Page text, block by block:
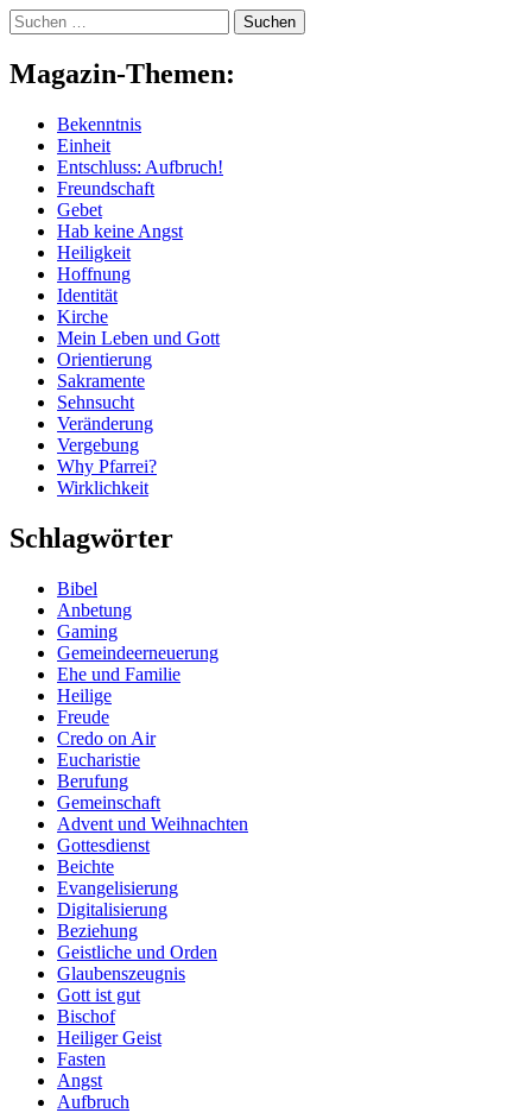
Skip
to
content
Suchen
nach:
Magazin-Themen:
Bekenntnis
Einheit
Entschluss: Aufbruch!
Freundschaft
Gebet
Hab keine Angst
Heiligkeit
Hoffnung
Identität
Kirche
Mein Leben und Gott
Orientierung
Sakramente
Sehnsucht
Veränderung
Vergebung
Why Pfarrei?
Wirklichkeit
Schlagwörter
Bibel
Anbetung
Gaming
Gemeindeerneuerung
Ehe und Familie
Heilige
Freude
Credo on Air
Eucharistie
Berufung
Gemeinschaft
Advent und Weihnachten
Gottesdienst
Beichte
Evangelisierung
Digitalisierung
Beziehung
Geistliche und Orden
Glaubenszeugnis
Gott ist gut
Bischof
Heiliger Geist
Fasten
Angst
Aufbruch